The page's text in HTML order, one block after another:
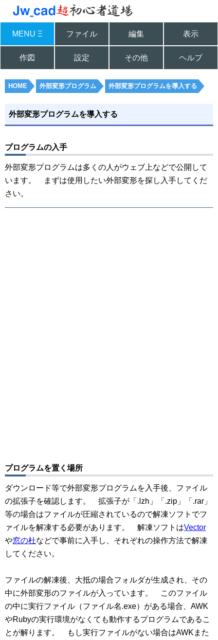
MENU Ξ ファイル 編集 表示
作図 設定 その他 ヘルプ
HOME 外部変形プログラム 外部変形プログラムを導入する
外部変形プログラムを導入する
プログラムの入手
外部変形プログラムは多くの人がウェブ上などで公開して
います。 まずは使用したい外部変形を探し入手してくだ
さい。
プログラムを置く場所
ダウンロード等で外部変形プログラムを入手後、ファイル
の拡張子を確認します。 拡張子が「.lzh」「.zip」「.rar」
等の場合はファイルが圧縮されているので解凍ソフトでフ
ァイルを解凍する必要があります。 解凍ソフトはVector
や窓の杜などで事前に入手し、それぞれの操作方法で解凍
してください。
ファイルの解凍後、大抵の場合フォルダが生成され、その
中に外部変形のファイルが入っています。 このファイル
の中に実行ファイル（ファイル名.exe）がある場合、AWK
やRubyの実行環境がなくても動作するプログラムであるこ
とが解ります。 もし実行ファイルがない場合はAWKまた